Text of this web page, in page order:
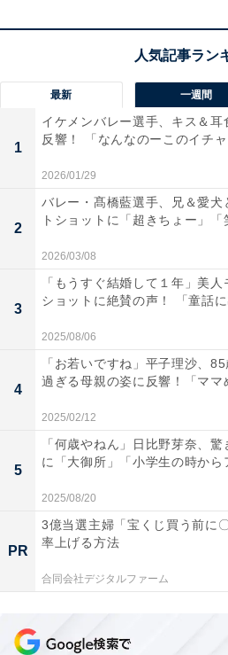
最新 一週間
1
イケメンバレー選手、キス＆耳
反響！ 「なんなのーこのイチ
2026/01/29
2
バレー・髙橋藍選手、兄＆愛犬
トショットに「超きちょー」
2026/03/08
3
「もうすぐ結婚して１年」美人
ショットに絶賛の声！ 「童話
2025/08/06
4
「お若いですね」平子理沙、
過ぎる母親の姿に反響！「ママ
2025/02/12
5
「何歳やねん」日比野芽奈、
に「大御所」「小学生の時から
2025/08/20
PR
3億当選主婦「宝くじ買う前に
率上げる方法
合同会社デジタルファーム